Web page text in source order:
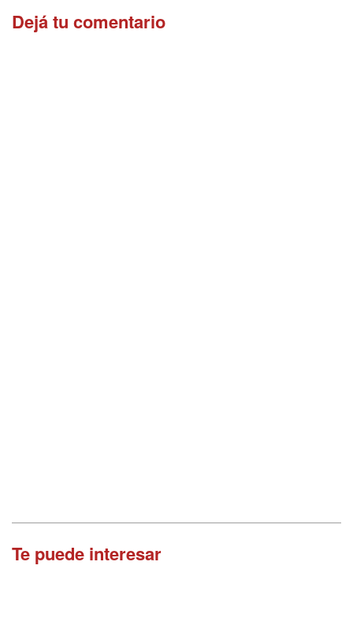
Dejá tu comentario
Te puede interesar